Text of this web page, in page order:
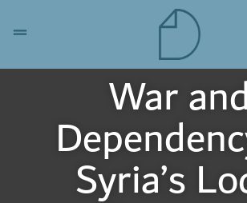
War and
Syria’s